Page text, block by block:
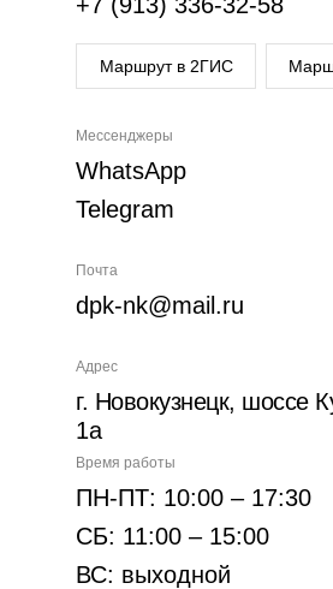
Мессенджеры
WhatsApp
Telegram
Почта
dpk-nk@mail.ru
Время работы
ПН-ПТ: 10:00 – 17:30
СБ: 11:00 – 15:00
ВС: выходной
Адрес
г. Новокузнецк, шоссе
1а
Маршрут в 2ГИС